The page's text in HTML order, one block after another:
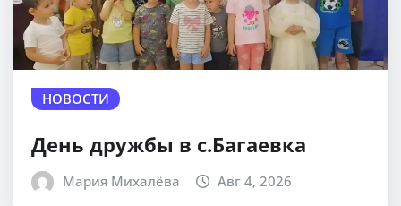
НОВОСТИ
День дружбы в с.Багаевка
Мария Михалёва Авг 4, 2026